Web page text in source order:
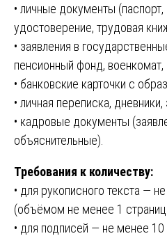
• личные документы (паспорт,
удостоверение, трудовая
• заявления в
пенсионный фонд, военкомат,
• банковские карточки с
• личная переписка, дневники,
• кадровые документы
объяснительные).
Требования к количеству:
• для рукописного текста —
(объёмом не менее 1
• для подписей — не менее